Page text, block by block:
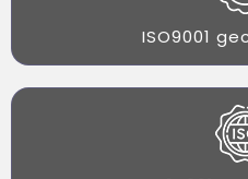
ISO9001